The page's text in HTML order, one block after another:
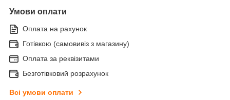
Умови оплати
Оплата на рахунок
Готівкою (самовивіз з магазину)
Оплата за реквізитами
Безготівковий розрахунок
Всі умови оплати